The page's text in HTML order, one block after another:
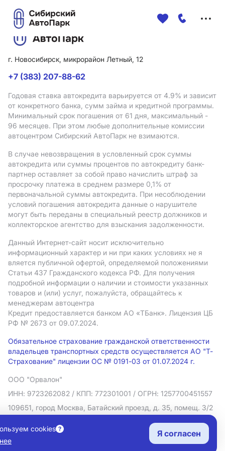
г. Новосибирск, микрорайон Летный, 12
+7 (383) 207-88-62
Годовая ставка автокредита варьируется от 4.9% и зависит
от конкретного банка, сумм займа и кредитной программы.
Минимальный срок погашения от 61 дня, максимальный -
96 месяцев. При этом любые дополнительные комиссии
автоцентром Сибирский АвтоПарк не взимаются.
В случае невозвращения в условленный срок суммы
автокредита или суммы процентов по автокредиту банк-
партнер оставляет за собой право начислить штраф за
просрочку платежа в среднем размере 0,1% от
первоначальной суммы автокредита. При несоблюдении
условий погашения автокредита данные о нарушителе
могут быть переданы в специальный реестр должников и
коллекторское агентство для взыскания задолженности.
Данный Интернет-сайт носит исключительно
информационный характер и ни при каких условиях не я
вляется публичной офертой, определяемой положениями
Статьи 437 Гражданского кодекса РФ. Для получения
подробной информации о наличии и стоимости указанных
товаров и (или) услуг, пожалуйста, обращайтесь к
менеджерам автоцентра
Кредит предоставляется банком АO «ТБанк». Лицензия ЦБ
РФ № 2673 от 09.07.2024.
Обязательное страхование гражданской ответственности
владельцев транспортных средств осуществляется АО "Т-
Страхование" лицензии ОС № 0191-03 от 01.07.2024 г.
ООО "Орвалон"
ИНН: 9723262082 / КПП: 772301001 / ОГРН: 1257700451557
109651, город Москва, Батайский проезд, д. 35, помещ. 3/2
Политика в отношении обработки персональных данных
Согласие на рекламную рассылку
Правовая информация
cookies
Я согласен